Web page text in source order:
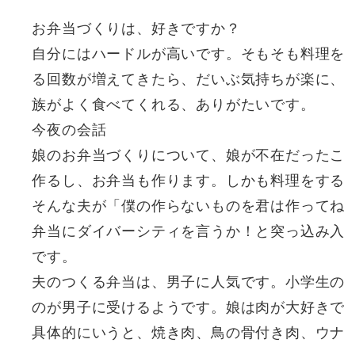
お弁当づくりは、好きですか？
自分にはハードルが高いです。そもそも料理
る回数が増えてきたら、だいぶ気持ちが楽に
族がよく食べてくれる、ありがたいです。
今夜の会話
娘のお弁当づくりについて、娘が不在だった
作るし、お弁当も作ります。しかも料理をす
そんな夫が「僕の作らないものを君は作って
弁当にダイバーシティを言うか！と突っ込み
です。
夫のつくる弁当は、男子に人気です。小学生
のが男子に受けるようです。娘は肉が大好き
具体的にいうと、焼き肉、鳥の骨付き肉、ウ